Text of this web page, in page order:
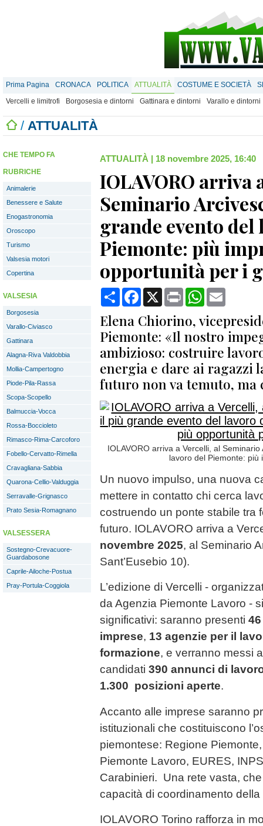
Prima Pagina CRONACA POLITICA ATTUALITÀ COSTUME E SOCIETÀ
Vercelli e limitrofi
Borgosesia e dintorni Gattinara e dintorni Varallo e dintorni
/ ATTUALITÀ
CHE TEMPO FA
RUBRICHE
Animalerie
Benessere e Salute
Enogastronomia
Oroscopo
Turismo
Valsesia motori
Copertina
VALSESIA
Borgosesia
Varallo-Civiasco
Gattinara
Alagna-Riva Valdobbia
Mollia-Campertogno
Piode-Pila-Rassa
Scopa-Scopello
Balmuccia-Vocca
Rossa-Boccioleto
Rimasco-Rima-Carcoforo
Fobello-Cervatto-Rimella
Cravagliana-Sabbia
Quarona-Cellio-Valduggia
Serravalle-Grignasco
Prato Sesia-Romagnano
VALSESSERA
Sostegno-Crevacuore-
Guardabosone
Caprile-Ailoche-Postua
Pray-Portula-Coggiola
ATTUALITÀ | 18 novembre 2025, 16:40
IOLAVORO arriva
Seminario
grande evento del
Piemonte: più
opportunità per i
CondividiFacebook
X Print WhatsApp
Elena Chiorino,
Piemonte: «Il nostro
ambizioso: costruire
energia e dare ai ragazzi
futuro non va temuto, ma
IOLAVORO arriva a Vercelli, al
lavoro del Piemonte:
Un nuovo impulso, una nuova
mettere in contatto chi cerca
costruendo un ponte stabile tra
futuro. IOLAVORO arriva a
novembre 2025, al Seminario
Sant’Eusebio 10).
L’edizione di Vercelli -
da Agenzia Piemonte Lavoro -
significativi: saranno presenti
imprese, 13 agenzie per il
formazione, e verranno messi
candidati 390 annunci di
1.300 posizioni aperte.
Accanto alle imprese saranno
istituzionali che costituiscono
piemontese: Regione
Piemonte Lavoro, EURES,
Carabinieri. Una rete vasta,
capacità di coordinamento
IOLAVORO Torino rafforza in